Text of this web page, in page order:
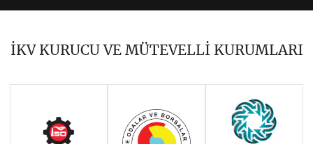
2023 2022 2021
İKV KURUCU VE MÜTEVELLİ KURUMLARI